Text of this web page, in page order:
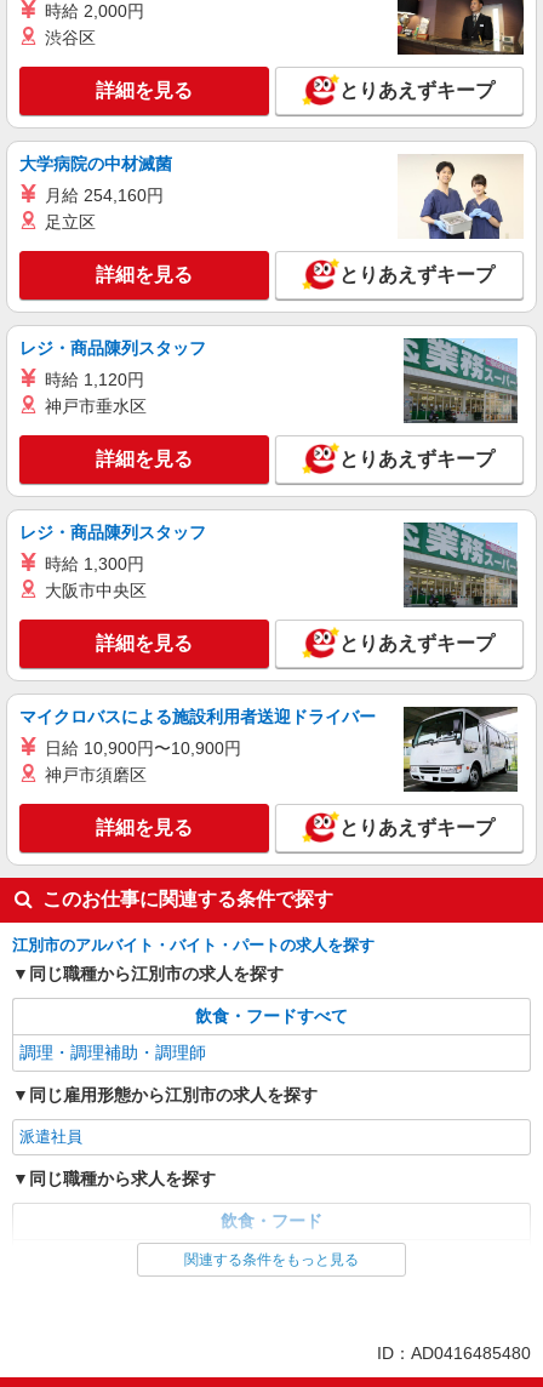
時給 2,000円
渋谷区
詳細を見る とりあえずキープ
大学病院の中材滅菌
月給 254,160円
足立区
詳細を見る とりあえずキープ
レジ・商品陳列スタッフ
時給 1,120円
神戸市垂水区
詳細を見る とりあえずキープ
レジ・商品陳列スタッフ
時給 1,300円
大阪市中央区
詳細を見る とりあえずキープ
マイクロバスによる施設利用者送迎ドライバー
日給 10,900円〜10,900円
神戸市須磨区
詳細を見る とりあえずキープ
このお仕事に関連する条件で探す
江別市のアルバイト・バイト・パートの求人を探す
同じ職種から江別市の求人を探す
飲食・フードすべて
調理・調理補助・調理師
同じ雇用形態から江別市の求人を探す
派遣社員
同じ職種から求人を探す
飲食・フード
調理・調理補助・調理師関連する条件をもっと見る
ID：AD0416485480